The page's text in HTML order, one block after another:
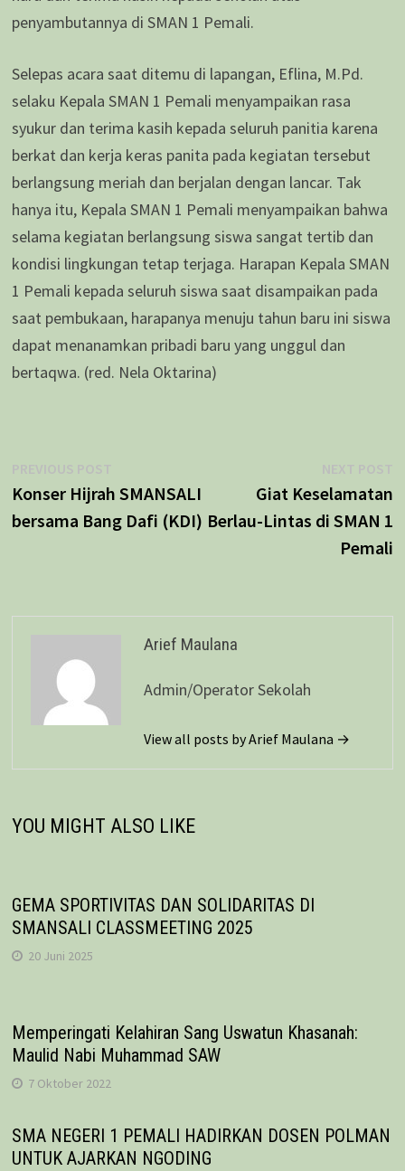
penyambutannya di SMAN 1 Pemali.
Selepas acara saat ditemu di lapangan, Eflina, M.Pd.
selaku Kepala SMAN 1 Pemali menyampaikan rasa
syukur dan terima kasih kepada seluruh panitia karena
berkat dan kerja keras panita pada kegiatan tersebut
berlangsung meriah dan berjalan dengan lancar. Tak
hanya itu, Kepala SMAN 1 Pemali menyampaikan bahwa
selama kegiatan berlangsung siswa sangat tertib dan
kondisi lingkungan tetap terjaga. Harapan Kepala SMAN
1 Pemali kepada seluruh siswa saat disampaikan pada
saat pembukaan, harapanya menuju tahun baru ini siswa
dapat menanamkan pribadi baru yang unggul dan
bertaqwa. (red. Nela Oktarina)
Navigasi
pos
PREVIOUS POSTPrevious
post:
Konser Hijrah SMANSALI
bersama Bang Dafi (KDI)
NEXT POST
Giat Keselamatan
Berlau-Lintas di SMAN 1
Pemali
Arief Maulana
Admin/Operator Sekolah
View all posts by Arief Maulana →
YOU MIGHT ALSO LIKE
GEMA SPORTIVITAS DAN SOLIDARITAS DI
SMANSALI CLASSMEETING 2025
20 Juni 2025
Memperingati Kelahiran Sang Uswatun Khasanah:
Maulid Nabi Muhammad SAW
7 Oktober 2022
SMA NEGERI 1 PEMALI HADIRKAN DOSEN POLMAN
UNTUK AJARKAN NGODING